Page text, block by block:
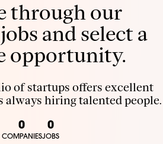
through our
and select a
opportunity.
of startups offers excellent
always hiring talented people.
0
COMPANIES
0
JOBS